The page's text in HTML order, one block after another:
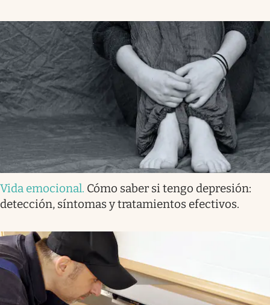
Vida emocional. Cómo saber si tengo depresión:
detección, síntomas y tratamientos efectivos.